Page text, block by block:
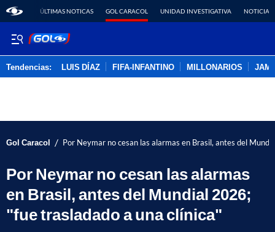
ÚLTIMAS NOTICAS GOL CARACOL UNIDAD INVESTIGATIVA NOTICIAS
Tendencias: LUIS DÍAZ FIFA-INFANTINO MILLONARIOS
Gol Caracol / Por Neymar no cesan las alarmas en Brasil, antes del
Por Neymar no cesan las alarmas
en Brasil, antes del Mundial 2026;
"fue trasladado a una clínica"